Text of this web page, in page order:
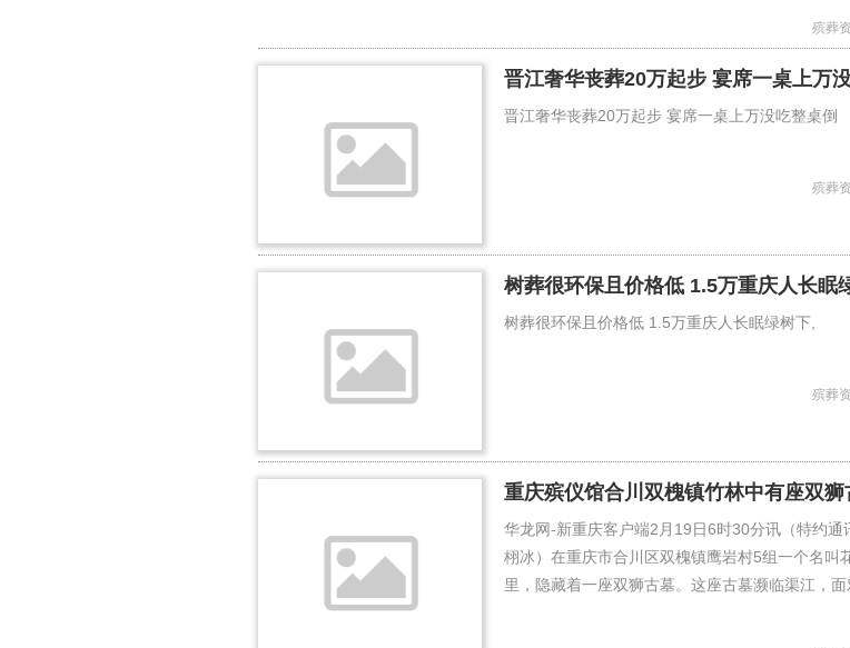
殡葬
晋江奢华丧葬20万起步 宴席一桌上万
晋江奢华丧葬20万起步 宴席一桌上万没吃整桌倒
殡葬
树葬很环保且价格低 1.5万重庆人长眠
树葬很环保且价格低 1.5万重庆人长眠绿树下,
殡葬
重庆殡仪馆合川双槐镇竹林中有座双狮
华龙网-新重庆客户端2月19日6时30分讯（特约通
栩冰）在重庆市合川区双槐镇鹰岩村5组一个名叫
里，隐藏着一座双狮古墓。这座古墓濒临渠江，面